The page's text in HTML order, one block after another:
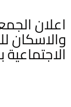
اعلان
والاسكان
الاجتماعية